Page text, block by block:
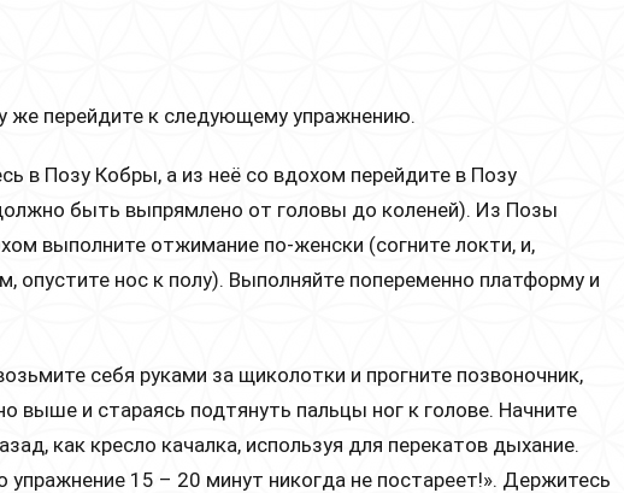
же перейдите к следующему упражнению.
в Позу Кобры, а из неё со вдохом перейдите в Позу
быть выпрямлено от головы до коленей). Из Позы
выполните отжимание по-женски (согните локти, и,
опустите нос к полу). Выполняйте попеременно платформу и
себя руками за щиколотки и прогните позвоночник,
выше и стараясь подтянуть пальцы ног к голове. Начните
как кресло качалка, используя для перекатов дыхание.
упражнение 15 – 20 минут никогда не постареет!». Держитесь